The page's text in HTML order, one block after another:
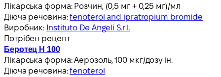
Лікарська форма: Розчин, (0,5 мг + 0,25 мг)/мл
Діюча речовина:fenoterol and ipratropium bromide
Виробник: Instituto De Angeli S.r.l.
Потрібен рецепт
Беротец Н 100
Лікарська форма:Аерозоль, 100 мкг/дозу ін.
Діюча речовина:fenoterol